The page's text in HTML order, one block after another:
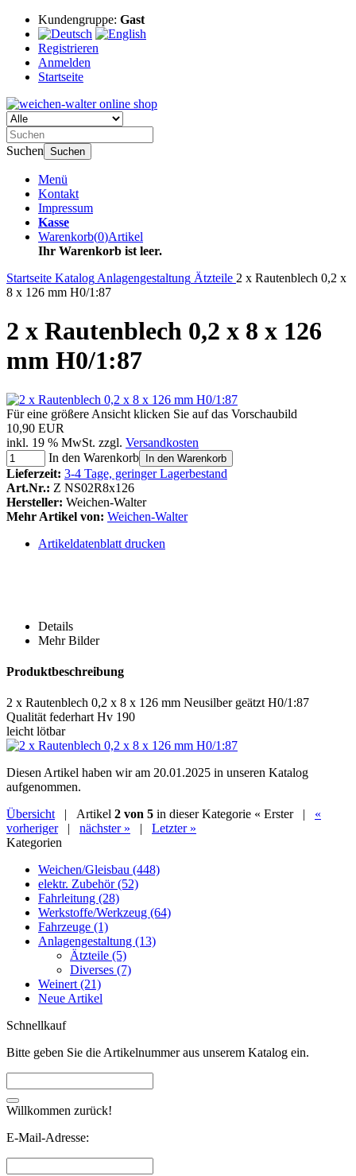
Kundengruppe: Gast
Registrieren
Anmelden
Startseite
Suchen Suchen
Menü
Kontakt
Impressum
Kasse
Warenkorb(0)Artikel
Ihr Warenkorb ist leer.
Startseite Katalog Anlagengestaltung Ätzteile 2 x Rautenblech 0,2 x
8 x 126 mm H0/1:87
2 x Rautenblech 0,2 x 8 x 126
mm H0/1:87
Für eine größere Ansicht klicken Sie auf das Vorschaubild
10,90 EUR
inkl. 19 % MwSt. zzgl. Versandkosten
In den Warenkorb
In den Warenkorb
Lieferzeit: 3-4 Tage, geringer Lagerbestand
Art.Nr.: Z NS02R8x126
Hersteller: Weichen-Walter
Mehr Artikel von: Weichen-Walter
Artikeldatenblatt drucken
Details
Mehr Bilder
Produktbeschreibung
2 x Rautenblech 0,2 x 8 x 126 mm Neusilber geätzt H0/1:87
Qualität federhart Hv 190
leicht lötbar
Diesen Artikel haben wir am 20.01.2025 in unseren Katalog
aufgenommen.
Übersicht| Artikel 2 von 5 in dieser Kategorie « Erster| «
vorheriger| nächster » | Letzter »
Kategorien
Weichen/Gleisbau (448)
elektr. Zubehör (52)
Fahrleitung (28)
Werkstoffe/Werkzeug (64)
Fahrzeuge (1)
Anlagengestaltung (13)
Ätzteile (5)
Diverses (7)
Weinert (21)
Neue Artikel
Schnellkauf
Bitte geben Sie die Artikelnummer aus unserem Katalog ein.
Willkommen zurück!
E-Mail-Adresse: